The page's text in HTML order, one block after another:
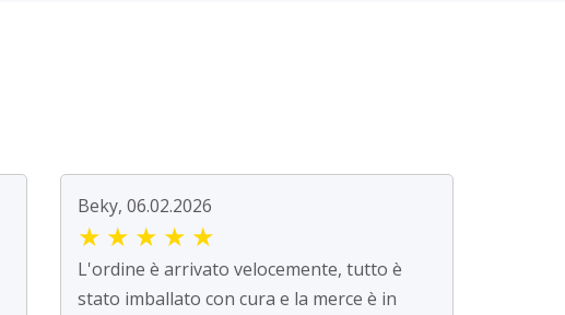
Beky, 06.02.2026
★ ★ ★ ★ ★
L'ordine è arrivato velocemente, tutto è
stato imballato con cura e la merce è in